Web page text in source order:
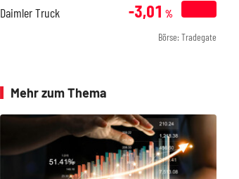
Daimler Truck -3,01 %
Börse: Tradegate
Mehr zum Thema